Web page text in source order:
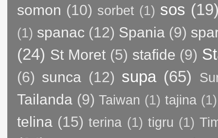
somon (10) sorbet (1) sos
(1) spanac (12) Spania (9)
(24) St Moret (5) stafide (9)
(6) sunca (12) supa (65)
Tailanda (9) Taiwan (1) tajina (1)
telina (15) terina (1) tigru (1)